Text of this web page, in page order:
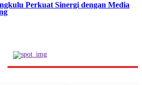
Perkuat Sinergi dengan Media